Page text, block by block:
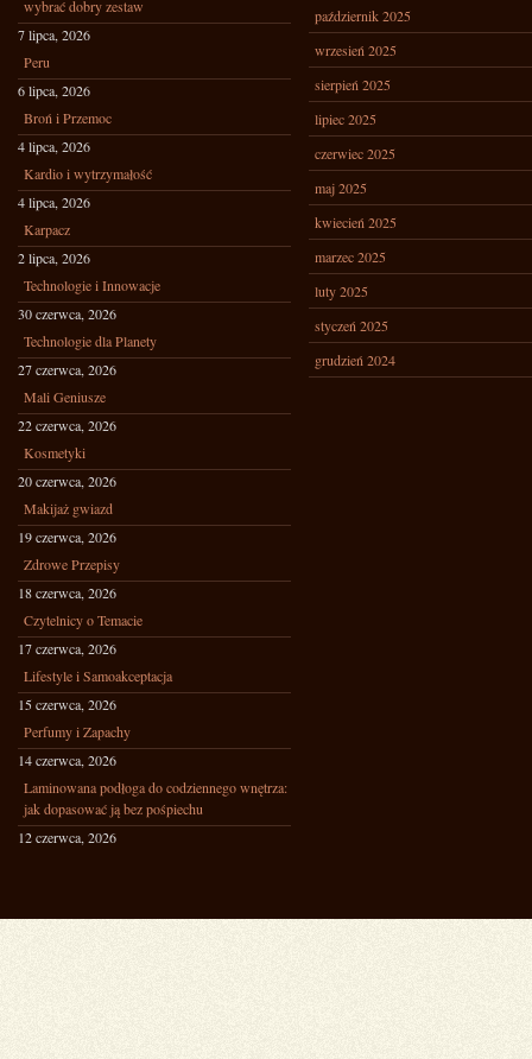
wybrać dobry zestaw
7 lipca, 2026
Peru
6 lipca, 2026
Broń i Przemoc
4 lipca, 2026
Kardio i wytrzymałość
4 lipca, 2026
Karpacz
2 lipca, 2026
Technologie i Innowacje
30 czerwca, 2026
Technologie dla Planety
27 czerwca, 2026
Mali Geniusze
22 czerwca, 2026
Kosmetyki
20 czerwca, 2026
Makijaż gwiazd
19 czerwca, 2026
Zdrowe Przepisy
18 czerwca, 2026
Czytelnicy o Temacie
17 czerwca, 2026
Lifestyle i Samoakceptacja
15 czerwca, 2026
Perfumy i Zapachy
14 czerwca, 2026
Laminowana podłoga do codziennego wnętrza:
jak dopasować ją bez pośpiechu
12 czerwca, 2026
październik 2025
wrzesień 2025
sierpień 2025
lipiec 2025
czerwiec 2025
maj 2025
kwiecień 2025
marzec 2025
luty 2025
styczeń 2025
grudzień 2024